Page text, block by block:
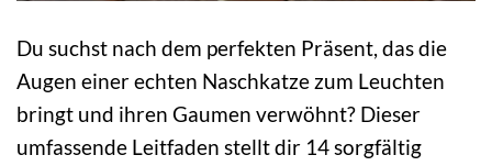
Du suchst nach dem perfekten Präsent, das die
Augen einer echten Naschkatze zum Leuchten
bringt und ihren Gaumen verwöhnt? Dieser
umfassende Leitfaden stellt dir 14 sorgfältig